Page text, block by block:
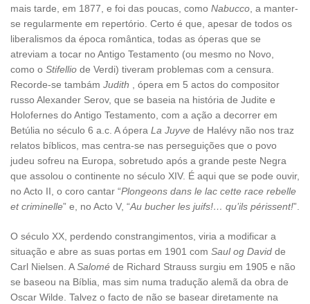
mais tarde, em 1877, e foi das poucas, como Nabucco, a manter-
se regularmente em repertório. Certo é que, apesar de todos os
liberalismos da época romântica, todas as óperas que se
atreviam a tocar no Antigo Testamento (ou mesmo no Novo,
como o Stifellio de Verdi) tiveram problemas com a censura.
Recorde-se tambám Judith , ópera em 5 actos do compositor
russo Alexander Serov, que se baseia na história de Judite e
Holofernes do Antigo Testamento, com a ação a decorrer em
Betúlia no século 6 a.c. A ópera La Juyve de Halévy não nos traz
relatos bíblicos, mas centra-se nas perseguições que o povo
judeu sofreu na Europa, sobretudo após a grande peste Negra
que assolou o continente no século XIV. É aqui que se pode ouvir,
no Acto II, o coro cantar “Plongeons dans le lac cette race rebelle
et criminelle” e, no Acto V, “Au bucher les juifs!… qu’ils périssent!”.
O século XX, perdendo constrangimentos, viria a modificar a
situação e abre as suas portas em 1901 com Saul og David de
Carl Nielsen. ASalomé de Richard Strauss surgiu em 1905 e não
se baseou na Bíblia, mas sim numa tradução alemã da obra de
Oscar Wilde. Talvez o facto de não se basear diretamente na